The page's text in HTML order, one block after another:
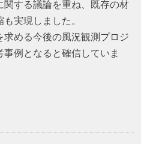
する議論を重ね、既存の材
実現しました。
める今後の風況観測プロジ
例となると確信していま